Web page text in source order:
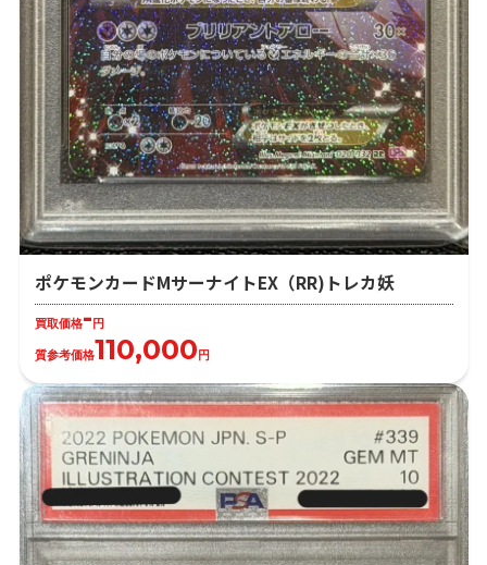
ポケモンカードMサーナイトEX（RR)トレカ妖
買取価格-円
質参考価格110,000円